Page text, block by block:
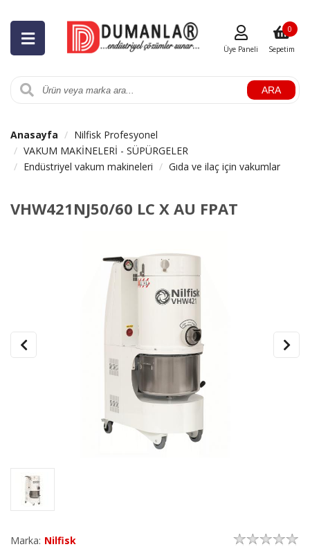
ARA
Üye Paneli Sepetim
0
Anasayfa
Nilfisk Profesyonel
VAKUM MAKİNELERİ - SÜPÜRGELER
Endüstriyel vakum makineleri
Gıda ve ilaç için vakumlar
VHW421NJ50/60 LC X AU FPAT
Marka: Nilfisk